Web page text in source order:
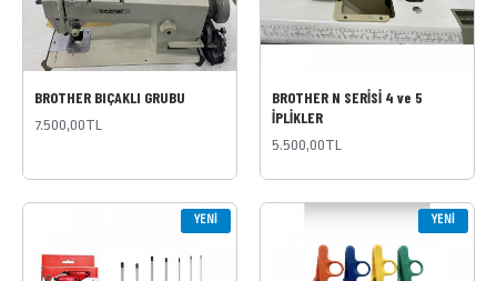
BROTHER BIÇAKLI GRUBU
7.500,00TL
BROTHER N SERİSİ 4 ve 5
İPLİKLER
5.500,00TL
YENI YENI